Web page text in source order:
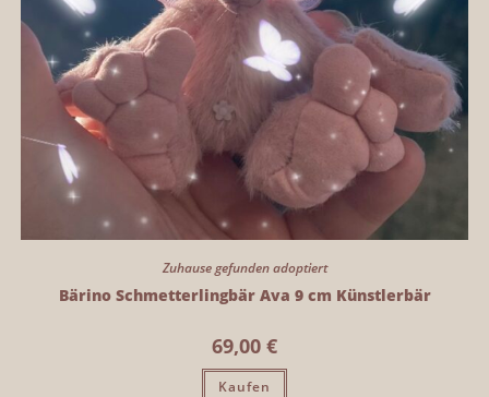
Zuhause gefunden adoptiert
Bärino Schmetterlingbär Ava 9 cm Künstlerbär
69,00 €
Kaufen